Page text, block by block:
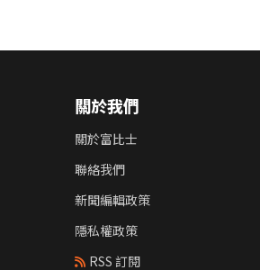
關於我們
關於富比士
聯絡我們
新聞編輯政策
隱私權政策
RSS 訂閱